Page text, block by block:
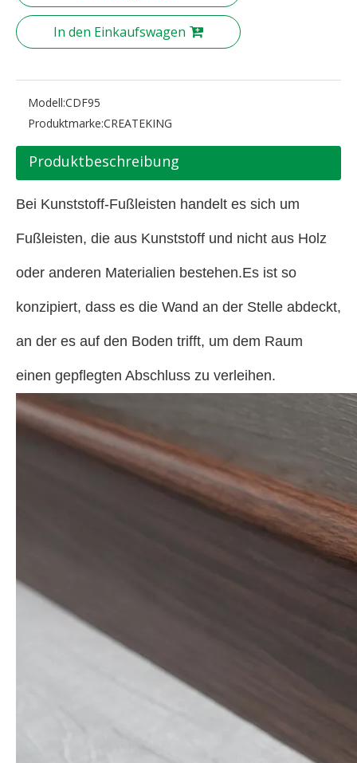
In den Einkaufswagen
Modell:CDF95
Produktmarke:CREATEKING
Produktbeschreibung
Bei Kunststoff-Fußleisten handelt es sich um
Fußleisten, die aus Kunststoff und nicht aus Holz
oder anderen Materialien bestehen.Es ist so
konzipiert, dass es die Wand an der Stelle abdeckt,
an der es auf den Boden trifft, um dem Raum
einen gepflegten Abschluss zu verleihen.